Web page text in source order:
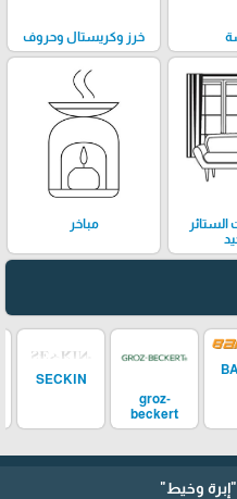
خرز وكريستال وحروف
مباخر
groz-
beckert
SECKIN
"إبرة وخيط"